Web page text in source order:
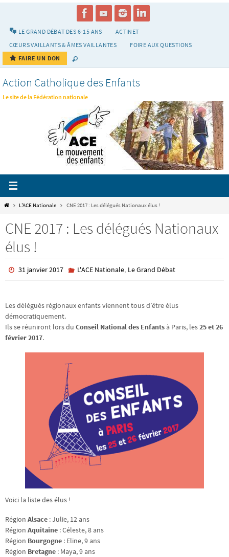
LE GRAND DÉBAT DES 6-15 ANS
ACTINET
CŒURS VAILLANTS & ÂMES VAILLANTES
FOIRE AUX QUESTIONS
FAIRE UN DON
Action Catholique des Enfants
Le site de la Fédération nationale
HomeL'ACE Nationale CNE 2017 : Les délégués Nationaux élus !
CNE 2017 : Les délégués Nationaux
élus !
31 janvier 2017 L'ACE Nationale, Le Grand Débat
Les délégués régionaux enfants viennent tous d’être élus
démocratiquement.
Ils se réuniront lors du Conseil National des Enfants à Paris, les25 et 26
février 2017.
Voici la liste des élus !
Région Alsace : Julie, 12 ans
Région Aquitaine : Céleste, 8 ans
Région Bourgogne : Eline, 9 ans
Région Bretagne : Maya, 9 ans